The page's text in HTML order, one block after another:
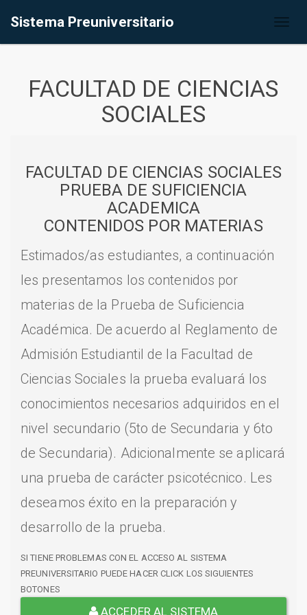
Sistema Preuniversitario
FACULTAD DE CIENCIAS
SOCIALES
FACULTAD DE CIENCIAS SOCIALES
PRUEBA DE SUFICIENCIA
ACADEMICA
CONTENIDOS POR MATERIAS
Estimados/as estudiantes, a continuación
les presentamos los contenidos por
materias de la Prueba de Suficiencia
Académica. De acuerdo al Reglamento de
Admisión Estudiantil de la Facultad de
Ciencias Sociales la prueba evaluará los
conocimientos necesarios adquiridos en el
nivel secundario (5to de Secundaria y 6to
de Secundaria). Adicionalmente se aplicará
una prueba de carácter psicotécnico. Les
deseamos éxito en la preparación y
desarrollo de la prueba.
SI TIENE PROBLEMAS CON EL ACCESO AL SISTEMA
PREUNIVERSITARIO PUEDE HACER CLICK LOS SIGUIENTES
BOTONES
ACCEDER AL SISTEMA